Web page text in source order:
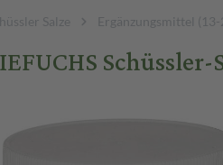
Salze Ergänzungsmittel (13-